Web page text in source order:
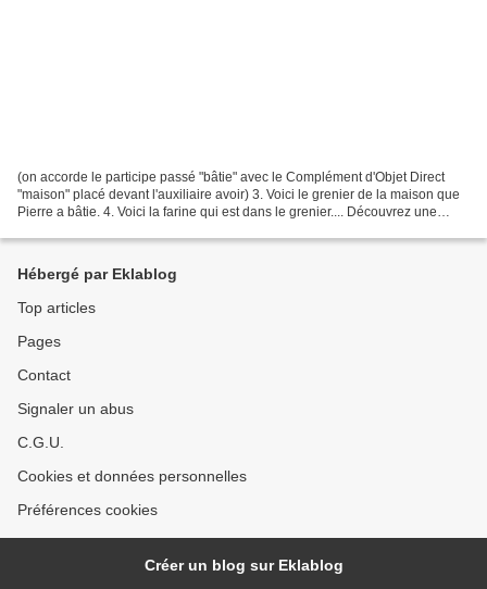
(on accorde le participe passé "bâtie" avec le Complément d'Objet Direct
"maison" placé devant l'auxiliaire avoir) 3. Voici le grenier de la maison que
Pierre a bâtie. 4. Voici la farine qui est dans le grenier.... Découvrez une
Hébergé par Eklablog
Top articles
Pages
Contact
Signaler un abus
C.G.U.
Cookies et données personnelles
Préférences cookies
Créer un blog sur Eklablog